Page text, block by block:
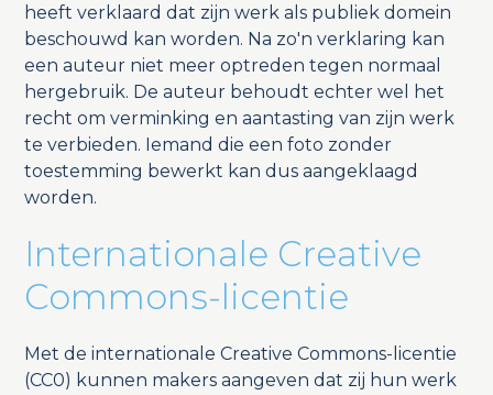
heeft verklaard dat zijn werk als publiek domein
beschouwd kan worden. Na zo'n verklaring kan
een auteur niet meer optreden tegen normaal
hergebruik. De auteur behoudt echter wel het
recht om verminking en aantasting van zijn werk
te verbieden. Iemand die een foto zonder
toestemming bewerkt kan dus aangeklaagd
worden.
Internationale Creative
Commons-licentie
Met de internationale Creative Commons-licentie
(CC0) kunnen makers aangeven dat zij hun werk